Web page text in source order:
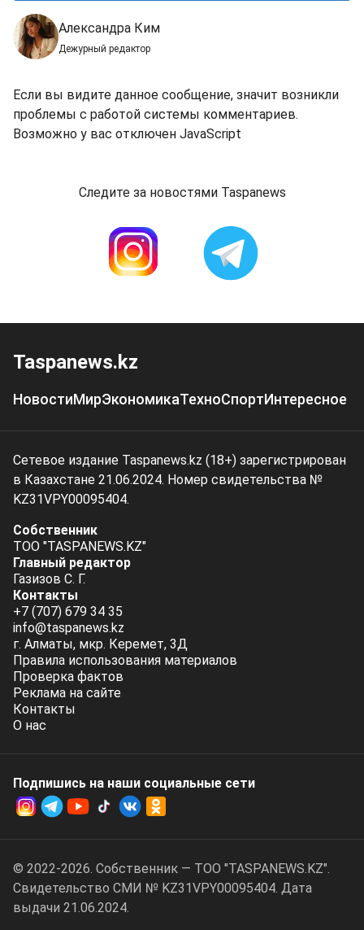
Александра Ким
Дежурный редактор
Если вы видите данное сообщение, значит возникли
проблемы с работой системы комментариев.
Возможно у вас отключен JavaScript
Следите за новостями Taspanews
Taspanews.kz
НовостиМирЭкономикаТехноСпортИнтересное
Сетевое издание Taspanews.kz (18+) зарегистрирован
в Казахстане 21.06.2024. Номер свидетельства №
KZ31VPY00095404.
Собственник
ТОО "TASPANEWS.KZ"
Главный редактор
Газизов С. Г.
Контакты
+7 (707) 679 34 35
info@taspanews.kz
г. Алматы, мкр. Керемет, 3Д
Правила использования материалов
Проверка фактов
Реклама на сайте
Контакты
О нас
Подпишись на наши социальные cети
© 2022-2026. Собственник — ТОО "TASPANEWS.KZ".
Cвидетельство СМИ № KZ31VPY00095404. Дата
выдачи 21.06.2024.